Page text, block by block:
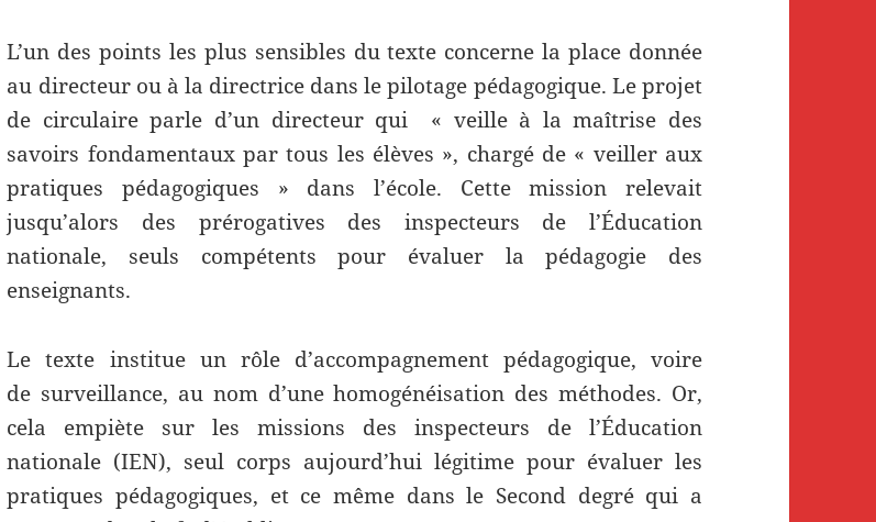
L’un des points les plus sensibles du texte concerne la place donnée
au directeur ou à la directrice dans le pilotage pédagogique. Le projet
de circulaire parle d’un directeur qui « veille à la maîtrise des
savoirs fondamentaux par tous les élèves », chargé de « veiller aux
pratiques pédagogiques » dans l’école. Cette mission relevait
jusqu’alors des prérogatives des inspecteurs de l’Éducation
nationale, seuls compétents pour évaluer la pédagogie des
enseignants.
Le texte institue un rôle d’accompagnement pédagogique, voire
de surveillance, au nom d’une homogénéisation des méthodes. Or,
cela empiète sur les missions des inspecteurs de l’Éducation
nationale (IEN), seul corps aujourd’hui légitime pour évaluer les
pratiques pédagogiques, et ce même dans le Second degré qui a